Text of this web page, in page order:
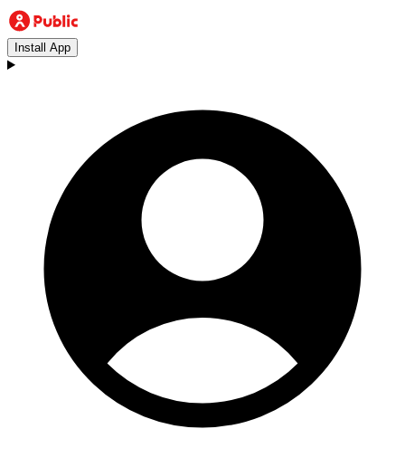
Install App